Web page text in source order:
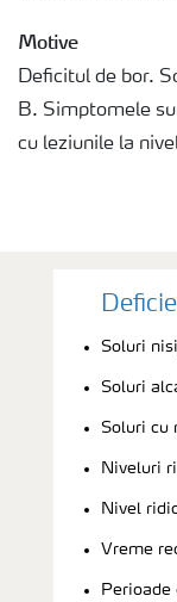
Motive
Deficitul de bor.
B. Simptomele
cu leziunile la
Soluri
Soluri
Soluri cu
Niveluri
Nivel
Vreme
Perioade